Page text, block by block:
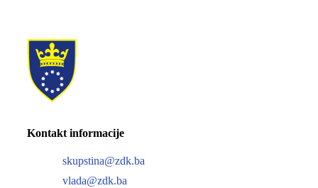
Kontakt informacije
skupstina@zdk.ba
vlada@zdk.ba